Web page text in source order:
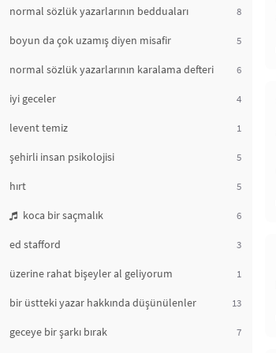
normal sözlük yazarlarının bedduaları 8
boyun da çok uzamış diyen misafir 5
normal sözlük yazarlarının karalama defteri 6
iyi geceler 4
levent temiz 1
şehirli insan psikolojisi 5
hırt 5
koca bir saçmalık 6
ed stafford 3
üzerine rahat bişeyler al geliyorum 1
bir üstteki yazar hakkında düşünülenler 13
geceye bir şarkı bırak 7